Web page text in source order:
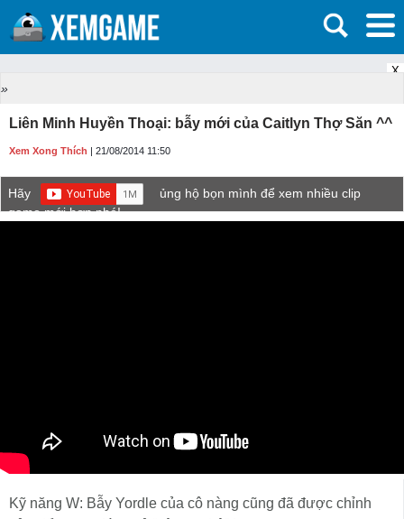
X
»
Liên Minh Huyền Thoại: bẫy mới của Caitlyn Thợ Săn ^^
Xem Xong Thích | 21/08/2014 11:50
Hãy
ủng hộ bọn mình để xem nhiều clip
game mới hơn nhé!
Kỹ năng W: Bẫy Yordle của cô nàng cũng đã được chỉnh